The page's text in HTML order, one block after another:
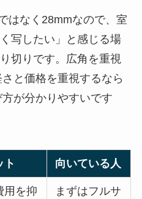
はなく28mmなので、室
写したい」と感じる場
切りです。広角を重視
と価格を重視するなら
が分かりやすいです
ト 向いている人
用を抑 まずはフルサ